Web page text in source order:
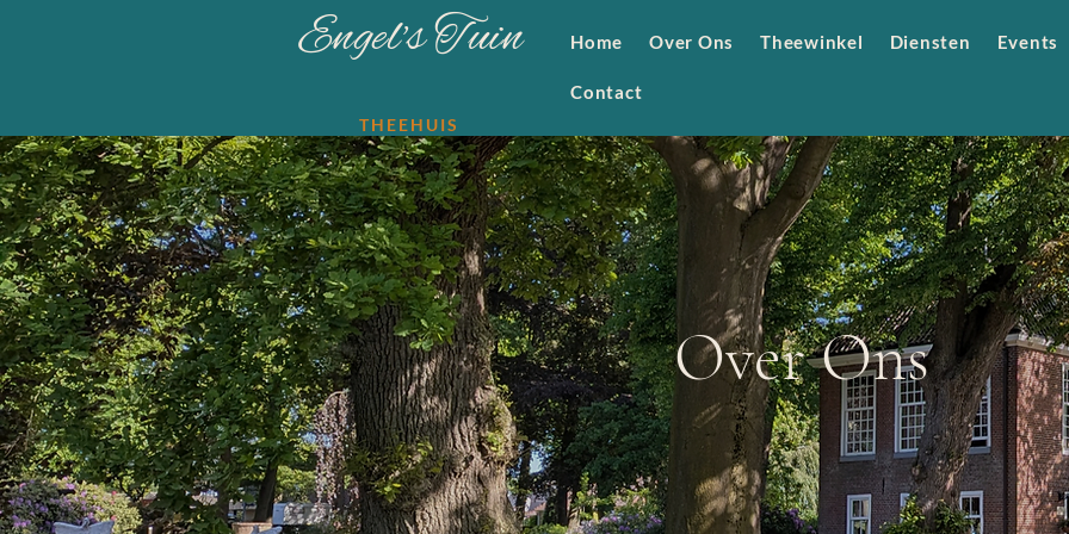
Engel's Tuin
THEEHUIS
Home Over Ons Theewinkel Diensten Events
Contact
Over Ons